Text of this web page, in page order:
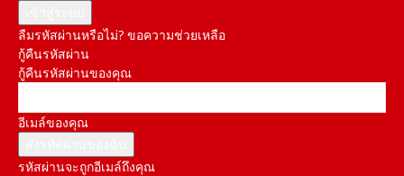
ลืมรหัสผ่านหรือไม่? ขอความช่วยเหลือ
กู้คืนรหัสผ่าน
กู้คืนรหัสผ่านของคุณ
อีเมล์ของคุณ
รหัสผ่านจะถูกอีเมล์ถึงคุณ